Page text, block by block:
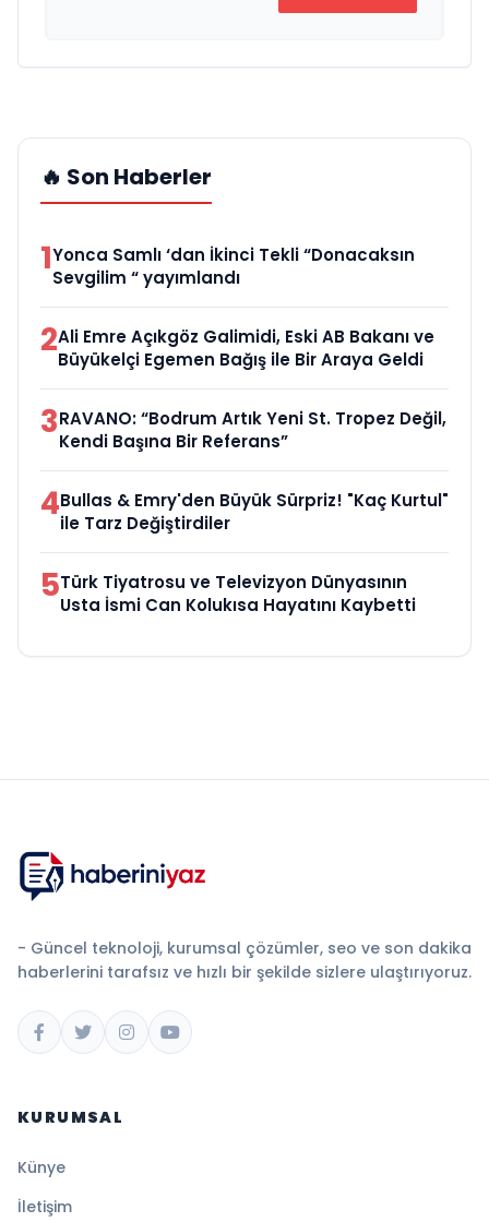
🔥 Son Haberler
1Yonca Samlı ‘dan İkinci Tekli “Donacaksın
Sevgilim “ yayımlandı
2Ali Emre Açıkgöz Galimidi, Eski AB Bakanı ve
Büyükelçi Egemen Bağış ile Bir Araya Geldi
3RAVANO: “Bodrum Artık Yeni St. Tropez Değil,
Kendi Başına Bir Referans”
4Bullas & Emry'den Büyük Sürpriz! "Kaç Kurtul"
ile Tarz Değiştirdiler
5Türk Tiyatrosu ve Televizyon Dünyasının
Usta İsmi Can Kolukısa Hayatını Kaybetti
- Güncel teknoloji, kurumsal çözümler, seo ve son dakika
haberlerini tarafsız ve hızlı bir şekilde sizlere ulaştırıyoruz.
KURUMSAL
Künye
İletişim